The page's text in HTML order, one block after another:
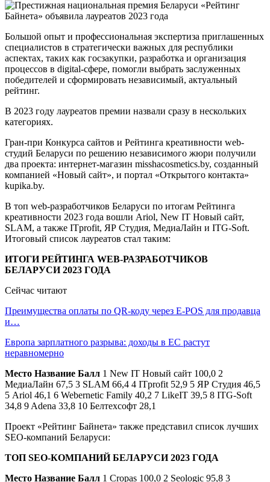
Большой опыт и профессиональная экспертиза приглашенных
специалистов в стратегически важных для республики
аспектах, таких как госзакупки, разработка и организация
процессов в digital-сфере, помогли выбрать заслуженных
победителей и сформировать независимый, актуальный
рейтинг.
В 2023 году лауреатов премии назвали сразу в нескольких
категориях.
Гран-при Конкурса сайтов и Рейтинга креативности web-
студий Беларуси по решению независимого жюри получили
два проекта: интернет-магазин misshacosmetics.by, созданный
компанией «Новый сайт», и портал «Открытого контакта»
kupika.by.
В топ web-разработчиков Беларуси по итогам Рейтинга
креативности 2023 года вошли Ariol, New IT Новый сайт,
SLAM, а также ITprofit, ЯР Студия, МедиаЛайн и ITG-Soft.
Итоговый список лауреатов стал таким:
ИТОГИ РЕЙТИНГА WEB-РАЗРАБОТЧИКОВ
БЕЛАРУСИ 2023 ГОДА
Сейчас читают
Преимущества оплаты по QR-коду через E-POS для продавца
и…
Европа зарплатного разрыва: доходы в ЕС растут
неравномерно
Место Название Балл 1 New IT Новый сайт 100,0 2
МедиаЛайн 67,5 3 SLAM 66,4 4 ITprofit 52,9 5 ЯР Студия 46,5
5 Ariol 46,1 6 Webernetic Family 40,2 7 LikeIT 39,5 8 ITG-Soft
34,8 9 Adena 33,8 10 Белтехсофт 28,1
Проект «Рейтинг Байнета» также представил список лучших
SEO-компаний Беларуси:
ТОП SEO-КОМПАНИЙ БЕЛАРУСИ 2023 ГОДА
Место Название Балл 1 Cropas 100,0 2 Seologic 95,8 3